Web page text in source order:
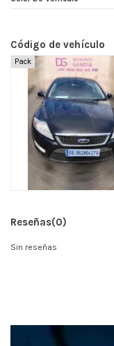
Código de vehículo
Pack
Reseñas(0)
Sin reseñas